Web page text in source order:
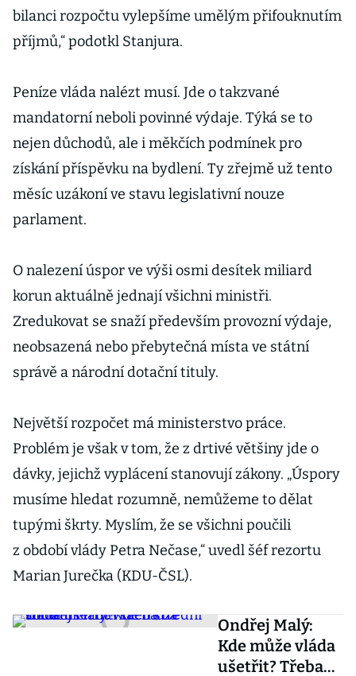
bilanci rozpočtu vylepšíme umělým přifouknutím
příjmů,“ podotkl Stanjura.
Peníze vláda nalézt musí. Jde o takzvané
mandatorní neboli povinné výdaje. Týká se to
nejen důchodů, ale i měkčích podmínek pro
získání příspěvku na bydlení. Ty zřejmě už tento
měsíc uzákoní ve stavu legislativní nouze
parlament.
O nalezení úspor ve výši osmi desítek miliard
korun aktuálně jednají všichni ministři.
Zredukovat se snaží především provozní výdaje,
neobsazená nebo přebytečná místa ve státní
správě a národní dotační tituly.
Největší rozpočet má ministerstvo práce.
Problém je však v tom, že z drtivé většiny jde o
dávky, jejichž vyplácení stanovují zákony. „Úspory
musíme hledat rozumně, nemůžeme to dělat
tupými škrty. Myslím, že se všichni poučili
z období vlády Petra Nečase,“ uvedl šéf rezortu
Marian Jurečka (KDU-ČSL).
Ondřej Malý:
Kde může vláda
ušetřit? Třeba